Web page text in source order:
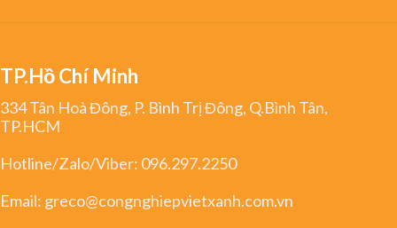
TP.Hồ Chí Minh
334 Tân Hoà Đông, P. Bình Trị Đông, Q.Bình Tân,
TP.HCM
Hotline/Zalo/Viber: 096.297.2250
Email: greco@congnghiepvietxanh.com.vn